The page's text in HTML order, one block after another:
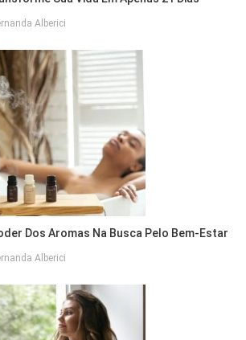
Alberici
Dos Aromas Na Busca Pelo Bem-Estar
Alberici